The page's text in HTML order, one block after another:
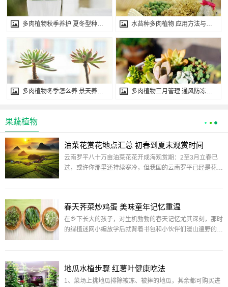
多肉植物秋季养护 夏冬型种管理要点 水苔种多肉植物 应用方法与注意事项
多肉植物冬季怎么养 景天养护经验分享 多肉植物三月管理 通风防冻注意事项
果蔬植物
油菜花赏花地点汇总 初春到夏末观赏时间
云南罗平八十万亩油菜花花开成海观赏期：2至3月立春已
过，或许你那里还持续寒冷，但我国的云南罗平已经是花开
春天荠菜炒鸡蛋 美味童年记忆重温
在乡下长大的孩子，对生机勃勃的春天记忆尤其深刻，那时
的绿植迷网小编放学后就背着书包和小伙伴们漫山遍野的
地瓜水植步骤 红薯叶健康吃法
1、菜场上挑地瓜排除被冻、被摔的地瓜，其余都可购买进